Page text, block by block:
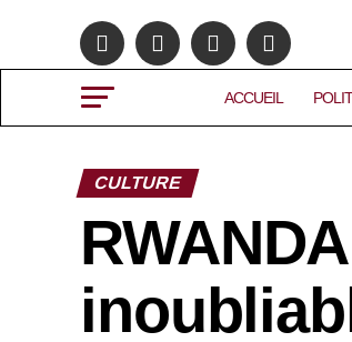
ACCUEIL
CULTURE